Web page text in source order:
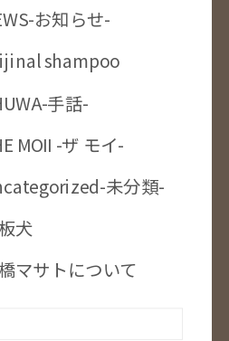
お知らせ-
ハイブライトカラー-
shampoo
手話-
MOII -ザ モイ-
未分類-
ックカラー-
犬
マサトについて